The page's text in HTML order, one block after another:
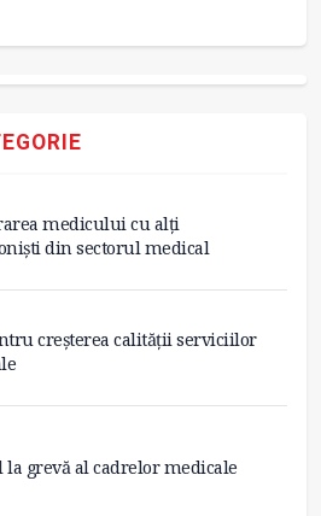
medicului cu alți
din sectorul medical
creșterea calității serviciilor
la grevă al cadrelor medicale